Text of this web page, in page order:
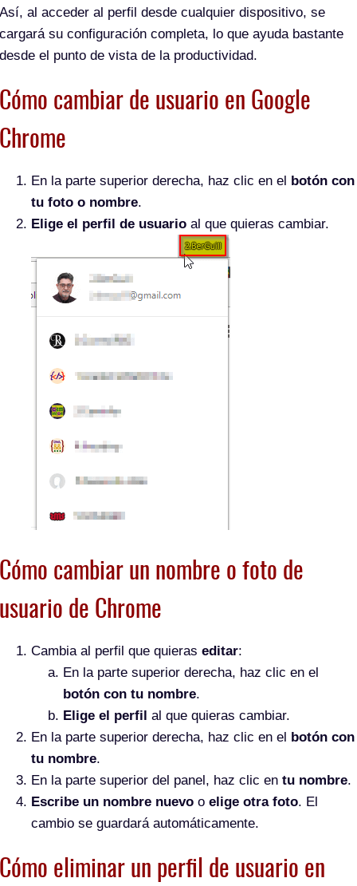
Así, al acceder al perfil desde cualquier dispositivo, se
cargará su configuración completa, lo que ayuda bastante
desde el punto de vista de la productividad.
Cómo cambiar de usuario en Google
Chrome
En la parte superior derecha, haz clic en el botón con
tu foto o nombre.
Elige el perfil de usuario al que quieras cambiar.
Cómo cambiar un nombre o foto de
usuario de Chrome
Cambia al perfil que quieras editar:
En la parte superior derecha, haz clic en el
botón con tu nombre.
Elige el perfil al que quieras cambiar.
En la parte superior derecha, haz clic en el botón con
tu nombre.
En la parte superior del panel, haz clic en tu nombre.
Escribe un nombre nuevo o elige otra foto. El
cambio se guardará automáticamente.
Cómo eliminar un perfil de usuario en